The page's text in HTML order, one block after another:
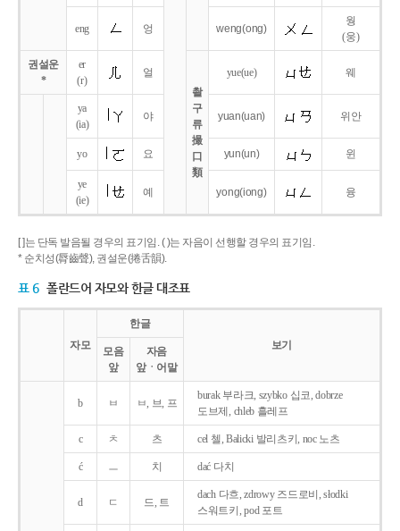
eng 엉 weng(ong)
웡
(웅)
권설운
*
er
(r)
얼
촬
구
류
撮
口
類
yue(ue) 웨
ya
(ia)
야 yuan(uan) 위안
yo 요 yun(un) 윈
ye
(ie)
예 yong(iong) 융
[ ]는 단독 발음될 경우의 표기임. ( )는 자음이 선행할 경우의 표기임.
* 순치성(脣齒聲), 권설운(捲舌韻).
표 6 폴란드어 자모와 한글 대조표
자모
한글
보기
모음
앞
자음
앞ㆍ어말
b ㅂ ㅂ, 브, 프
burak 부라크, szybko 십코, dobrze
도브제, chleb 흘레프
c ㅊ 츠 cel 첼, Balicki 발리츠키, noc 노츠
ć ㅡ 치 dać 다치
d ㄷ 드, 트
dach 다흐, zdrowy 즈드로비, słodki
스워트키, pod 포트